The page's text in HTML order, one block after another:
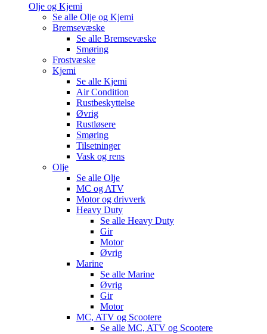
Olje og Kjemi
Se alle Olje og Kjemi
Bremsevæske
Se alle Bremsevæske
Smøring
Frostvæske
Kjemi
Se alle Kjemi
Air Condition
Rustbeskyttelse
Øvrig
Rustløsere
Smøring
Tilsetninger
Vask og rens
Olje
Se alle Olje
MC og ATV
Motor og drivverk
Heavy Duty
Se alle Heavy Duty
Gir
Motor
Øvrig
Marine
Se alle Marine
Øvrig
Gir
Motor
MC, ATV og Scootere
Se alle MC, ATV og Scootere